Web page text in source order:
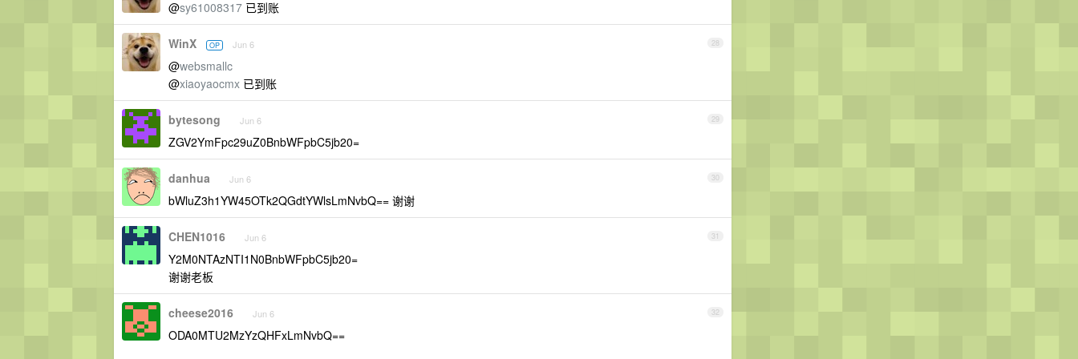
@sy61008317 已到账
28
WinX OP Jun 6
@websmallc
@xiaoyaocmx 已到账
29
bytesong Jun 6
ZGV2YmFpc29uZ0BnbWFpbC5jb20=
30
danhua Jun 6
bWluZ3h1YW45OTk2QGdtYWlsLmNvbQ== 谢谢
31
CHEN1016 Jun 6
Y2M0NTAzNTI1N0BnbWFpbC5jb20=
谢谢老板
32
cheese2016 Jun 6
ODA0MTU2MzYzQHFxLmNvbQ==